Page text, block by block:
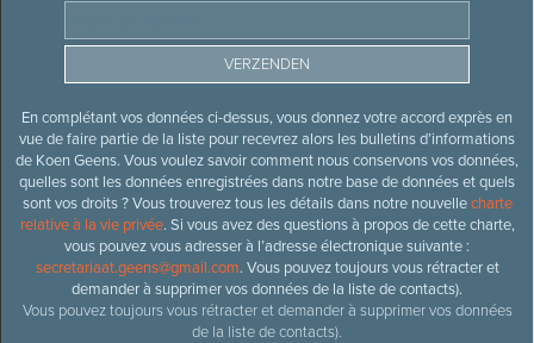
En complétant vos données ci-dessus, vous donnez votre accord exprès en
vue de faire partie de la liste pour recevrez alors les bulletins d’informations
de Koen Geens. Vous voulez savoir comment nous conservons vos données,
quelles sont les données enregistrées dans notre base de données et quels
sont vos droits ? Vous trouverez tous les détails dans notre nouvellecharte
relative à la vie privée. Si vous avez des questions à propos de cette charte,
vous pouvez vous adresser à l’adresse électronique suivante :
secretariaat.geens@gmail.com. Vous pouvez toujours vous rétracter et
demander à supprimer vos données de la liste de contacts).
Vous pouvez toujours vous rétracter et demander à supprimer vos données
de la liste de contacts).